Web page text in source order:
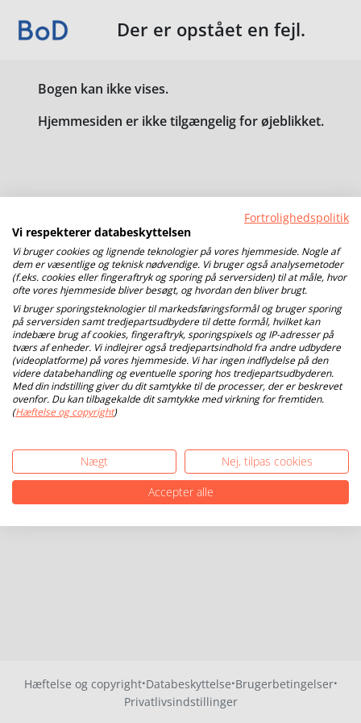
Der er opstået en fejl.
Bogen kan ikke vises.
Hjemmesiden er ikke tilgængelig for øjeblikket.
Hæftelse og copyright·Databeskyttelse·Brugerbetingelser·
Privatlivsindstillinger
Fortrolighedspolitik
Vi respekterer databeskyttelsen
Vi bruger cookies og lignende teknologier på vores hjemmeside. Nogle af
dem er væsentlige og teknisk nødvendige. Vi bruger også analysemetoder
(f.eks. cookies eller fingeraftryk og sporing på serversiden) til at måle, hvor
ofte vores hjemmeside bliver besøgt, og hvordan den bliver brugt.
Vi bruger sporingsteknologier til markedsføringsformål og bruger sporing
på serversiden samt tredjepartsudbydere til dette formål, hvilket kan
indebære brug af cookies, fingeraftryk, sporingspixels og IP-adresser på
tværs af enheder. Vi indlejrer også tredjepartsindhold fra andre udbydere
(videoplatforme) på vores hjemmeside. Vi har ingen indflydelse på den
videre databehandling og eventuelle sporing hos tredjepartsudbyderen.
Med din indstilling giver du dit samtykke til de processer, der er beskrevet
ovenfor. Du kan tilbagekalde dit samtykke med virkning for fremtiden.
(Hæftelse og copyright)
Nægt
Nej, tilpas cookies
Accepter alle